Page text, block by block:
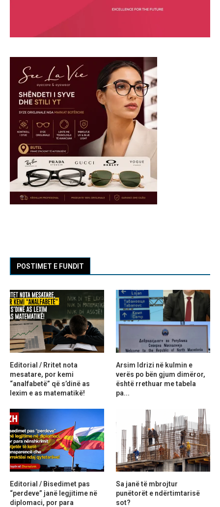
POSTIMET E FUNDIT
Editorial / Rritet nota
mesatare, por kemi
“analfabetë” që s’dinë as
lexim e as matematikë!
Arsim Idrizi në kulmin e
verës po bën gjum dimëror,
është rrethuar me tabela
pa...
Editorial / Bisedimet pas
“perdeve” janë legjitime në
diplomaci, por para
Sa janë të mbrojtur
punëtorët e ndërtimtarisë
sot?